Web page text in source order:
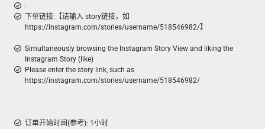
:
下单链接:【请输入 story链接，如
https://instagram.com/stories/username/518546982/】
Simultaneously browsing the Instagram Story View and liking the
Instagram Story (like)
Please enter the story link, such as
https://instagram.com/stories/username/518546982/
订单开始时间(参考): 1小时